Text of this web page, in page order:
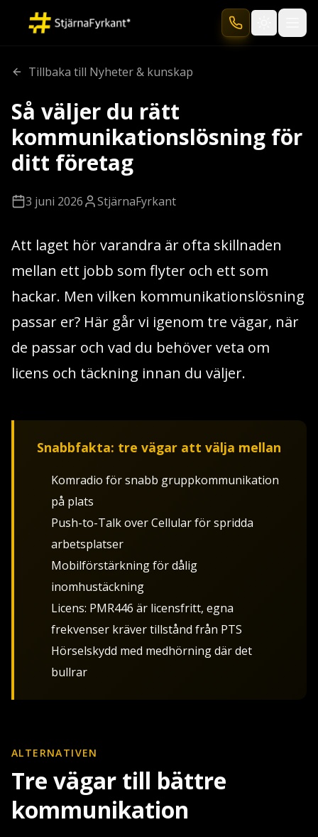
Tillbaka till Nyheter & kunskap
Så väljer du rätt
kommunikationslösning för
ditt företag
3 juni 2026 StjärnaFyrkant
Att laget hör varandra är ofta skillnaden
mellan ett jobb som flyter och ett som
hackar. Men vilken kommunikationslösning
passar er? Här går vi igenom tre vägar, när
de passar och vad du behöver veta om
licens och täckning innan du väljer.
Snabbfakta: tre vägar att välja mellan
Komradio för snabb gruppkommunikation
på plats
Push-to-Talk over Cellular för spridda
arbetsplatser
Mobilförstärkning för dålig
inomhustäckning
Licens: PMR446 är licensfritt, egna
frekvenser kräver tillstånd från PTS
Hörselskydd med medhörning där det
bullrar
ALTERNATIVEN
Tre vägar till bättre
kommunikation